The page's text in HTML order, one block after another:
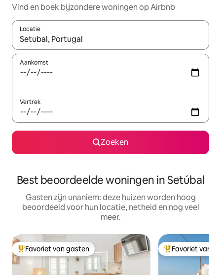
Vind en boek bijzondere woningen op Airbnb
Locatie
Wanneer er resultaten beschikbaar zijn, maak je een keuze
Aankomst
Vertrek
Zoeken
Best beoordeelde woningen in Setúbal
Gasten zijn unaniem: deze huizen worden hoog
beoordeeld voor hun locatie, netheid en nog veel
meer.
Topfavoriet van gasten
Favoriet van gasten Topfavoriet van
Favoriet van